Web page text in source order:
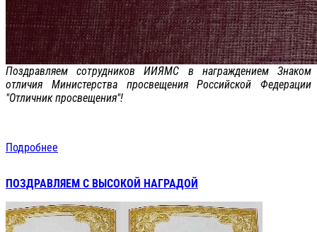
Поздравляем сотрудников ИИЯМС в награждением Знаком
отличия Министерства просвещения Российской Федерации
"Отличник просвещения"!
Подробнее
ПОЗДРАВЛЯЕМ С ВЫСОКОЙ НАГРАДОЙ